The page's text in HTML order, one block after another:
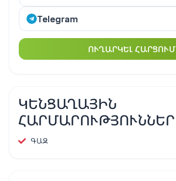
Telegram
ՈՒՂԱՐԿԵԼ ՀԱՐՑՈՒՄ
ԿԵՆՑԱՂԱՅԻՆ
ՀԱՐՄԱՐՈՒԹՅՈՒՆՆԵՐ
ԳԱԶ